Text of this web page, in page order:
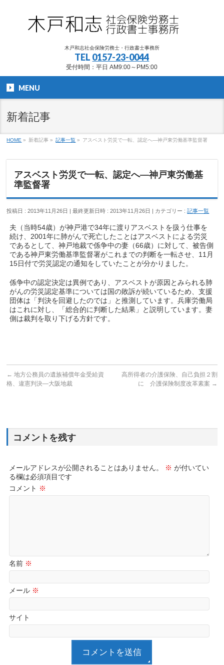
木戸和志社会保険労務士・行政書士事務所
TEL 0157-23-0044
受付時間：平日 AM9:00～PM5:00
MENU
新着記事
HOME » 新着記事 » 記事一覧 » アスベスト労災で一転、認定へ―神戸東労働基準監督署
アスベスト労災で一転、認定へ―神戸東労働基
準監督署
投稿日 : 2013年11月26日 最終更新日時 : 2013年11月26日 カテゴリー :記事一覧
夫（当時54歳）が神戸港で34年に渡りアスベストを扱う仕事を
続け、2001年に肺がんで死亡したことはアスベストによる労災
であるとして、神戸地裁で係争中の妻（66歳）に対して、被告側
である神戸東労働基準監督署がこれまでの判断を一転させ、11月
15日付で労災認定の通知をしていたことが分かりました。
係争中の認定決定は異例であり、アスベストが原因とみられる肺
がんの労災認定基準については国の敗訴が続いているため、支援
団体は「判決を回避したのでは」と推測しています。兵庫労働局
はこれに対し、「総合的に判断した結果」と説明しています。妻
側は裁判を取り下げる方針です。
← 地方公務員の遺族補償年金受給資
格、違憲判決―大阪地裁
高所得者の介護保険、自己負担２割
に 介護保険制度改革素案 →
コメントを残す
メールアドレスが公開されることはありません。 ※ が付いてい
る欄は必須項目です
コメント ※
名前 ※
メール ※
サイト